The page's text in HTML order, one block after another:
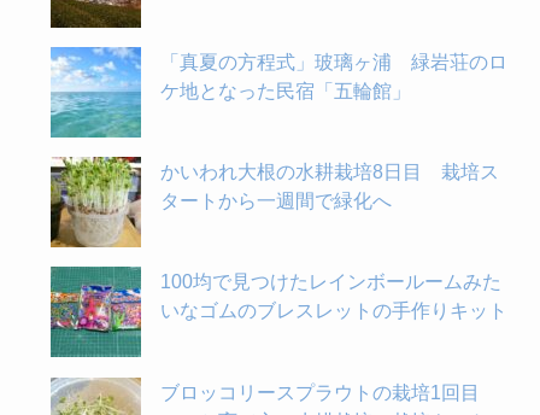
「真夏の方程式」玻璃ヶ浦 緑岩荘のロ
ケ地となった民宿「五輪館」
かいわれ大根の水耕栽培8日目 栽培ス
タートから一週間で緑化へ
100均で見つけたレインボールームみた
いなゴムのブレスレットの手作りキット
ブロッコリースプラウトの栽培1回目